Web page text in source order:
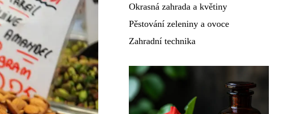
Okrasná zahrada a květiny
Pěstování zeleniny a ovoce
Zahradní technika